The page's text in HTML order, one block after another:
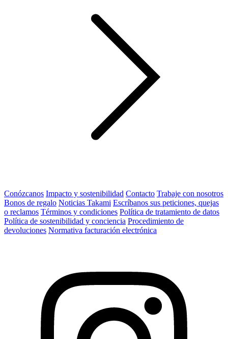
Conózcanos Impacto y sostenibilidad Contacto Trabaje con nosotros
Bonos de regalo Noticias Takami Escríbanos sus peticiones, quejas
o reclamos Términos y condiciones Política de tratamiento de datos
Política de sostenibilidad y conciencia Procedimiento de
devoluciones Normativa facturación electrónica